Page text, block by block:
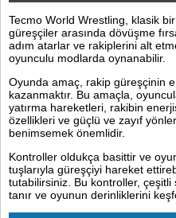
Pinterest
Tecmo World Wrestling, klasik
güreşçiler arasında dövüşme
adım atarlar ve rakiplerini alt
oyunculu modlarda oynanabilir.
Oyunda amaç, rakip güreşçinin
kazanmaktır. Bu amaçla,
yatırma hareketleri, rakibin
özellikleri ve güçlü ve zayıf
benimsemek önemlidir.
Kontroller oldukça basittir ve
tuşlarıyla güreşçiyi hareket
tutabilirsiniz. Bu kontroller, çeşitli
tanır ve oyunun derinliklerini